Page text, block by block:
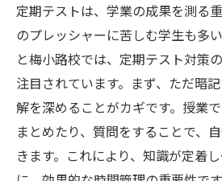
定期テストは、学業の成果を測る
のプレッシャーに苦しむ学生も多
と梅小路校では、定期テスト対策
注目されています。まず、ただ暗
解を深めることがカギです。授業
まとめたり、質問をすることで、
きます。これにより、知識が定着